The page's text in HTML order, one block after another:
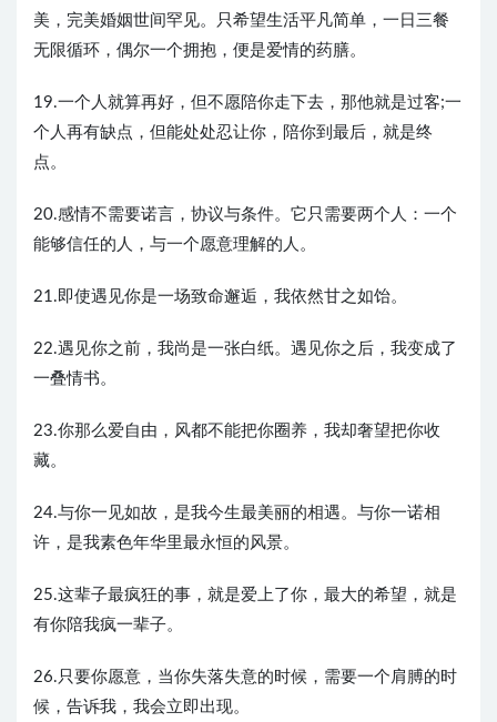
美，完美婚姻世间罕见。只希望生活平凡简单，一日三餐
无限循环，偶尔一个拥抱，便是爱情的药膳。
19.一个人就算再好，但不愿陪你走下去，那他就是过客;一
个人再有缺点，但能处处忍让你，陪你到最后，就是终
点。
20.感情不需要诺言，协议与条件。它只需要两个人：一个
能够信任的人，与一个愿意理解的人。
21.即使遇见你是一场致命邂逅，我依然甘之如饴。
22.遇见你之前，我尚是一张白纸。遇见你之后，我变成了
一叠情书。
23.你那么爱自由，风都不能把你圈养，我却奢望把你收
藏。
24.与你一见如故，是我今生最美丽的相遇。与你一诺相
许，是我素色年华里最永恒的风景。
25.这辈子最疯狂的事，就是爱上了你，最大的希望，就是
有你陪我疯一辈子。
26.只要你愿意，当你失落失意的时候，需要一个肩膊的时
候，告诉我，我会立即出现。